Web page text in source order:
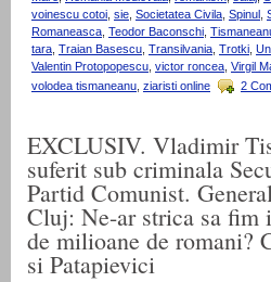
voinescu cotoi, sie, Societatea Civila, Spinul ,
Romaneasca, Teodor Baconschi,
tara, Traian Basescu, Transilvania, Trotki,
Valentin Protopopescu, victor roncea, Virgil
volodea tismaneanu ziaristi online 2
EXCLUSIV. Vladimir
suferit sub criminala
Partid Comunist.
Cluj: Ne-ar strica sa fim
de milioane de romani?
si Patapievici